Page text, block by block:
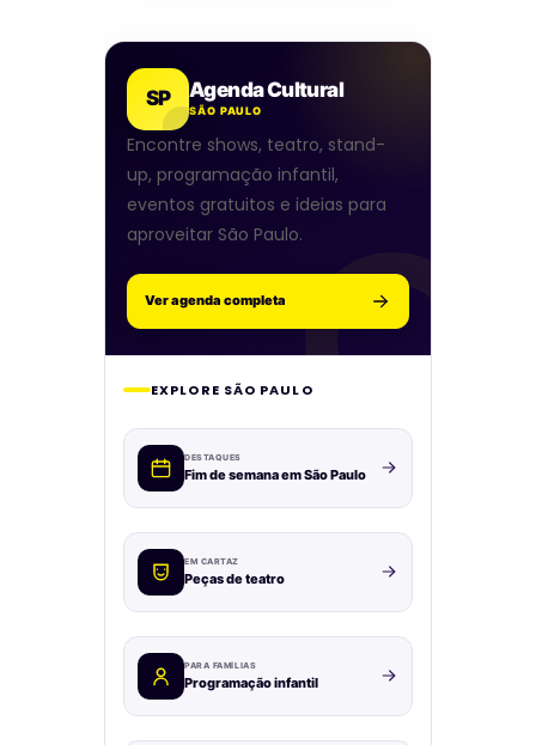
SP Agenda Cultural
SÃO PAULO
Encontre shows, teatro, stand-
up, programação infantil,
eventos gratuitos e ideias para
aproveitar São Paulo.
Ver agenda completa
EXPLORE SÃO PAULO
DESTAQUES
Fim de semana em São Paulo
EM CARTAZ
Peças de teatro
PARA FAMÍLIAS
Programação infantil